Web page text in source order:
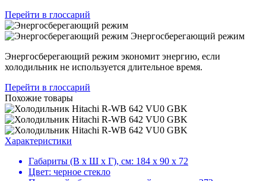
Перейти в глоссарий
Энергосберегающий режим
Энергосберегающий режим экономит энергию, если
холодильник не используется длительное время.
Перейти в глоссарий
Похожие товары
Характеристики
Габариты (В х Ш х Г), см: 184 х 90 х 72
Цвет: черное стекло